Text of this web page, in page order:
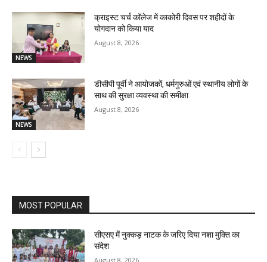
NEWS
क्राइस्ट चर्च कॉलेज में काकोरी दिवस पर शहीदों के
योगदान को किया याद
August 8, 2026
NEWS
डीसीपी पूर्वी ने आयोजकों, धर्मगुरुओं एवं स्थानीय लोगों के
साथ की सुरक्षा व्यवस्था की समीक्षा
August 8, 2026
MOST POPULAR
सीएसए में नुक्कड़ नाटक के जरिए दिया नशा मुक्ति का
संदेश
August 8, 2026